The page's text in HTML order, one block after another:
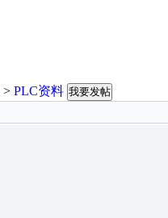
> PLC资料 我要发帖